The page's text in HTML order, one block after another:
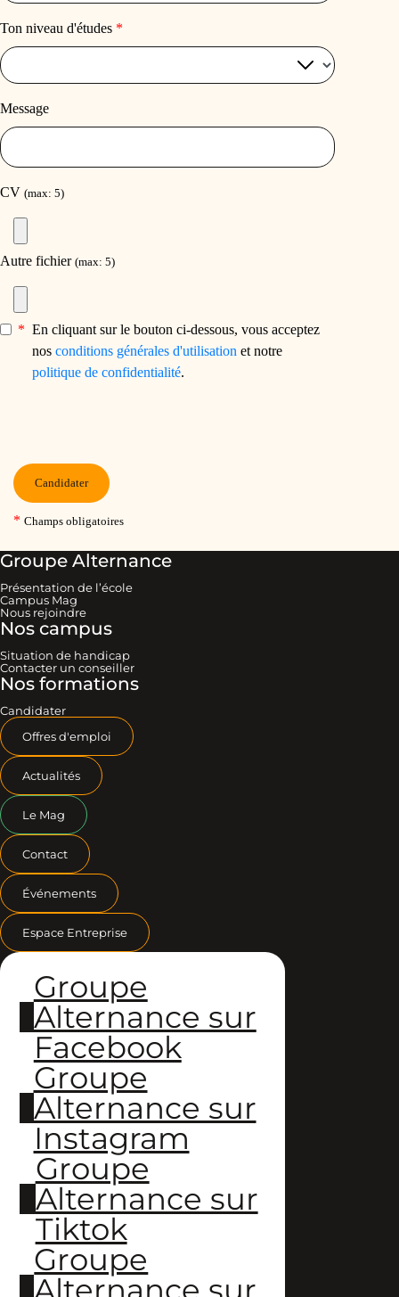
Groupe Alternance
Présentation de l’école
Campus Mag
Nous rejoindre
Nos campus
Situation de handicap
Contacter un conseiller
Nos formations
Candidater
Offres d'emploi
Actualités
Le Mag
Contact
Événements
Espace Entreprise
Groupe
Alternance sur
Facebook
Groupe
Alternance sur
Instagram
Groupe
Alternance sur
Tiktok
Groupe
Alternance sur